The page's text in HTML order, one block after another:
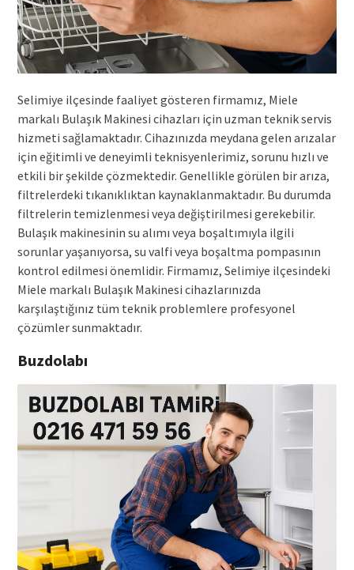
Selimiye ilçesinde faaliyet gösteren firmamız, Miele
markalı Bulaşık Makinesi cihazları için uzman teknik servis
hizmeti sağlamaktadır. Cihazınızda meydana gelen arızalar
için eğitimli ve deneyimli teknisyenlerimiz, sorunu hızlı ve
etkili bir şekilde çözmektedir. Genellikle görülen bir arıza,
filtrelerdeki tıkanıklıktan kaynaklanmaktadır. Bu durumda
filtrelerin temizlenmesi veya değiştirilmesi gerekebilir.
Bulaşık makinesinin su alımı veya boşaltımıyla ilgili
sorunlar yaşanıyorsa, su valfi veya boşaltma pompasının
kontrol edilmesi önemlidir. Firmamız, Selimiye ilçesindeki
Miele markalı Bulaşık Makinesi cihazlarınızda
karşılaştığınız tüm teknik problemlere profesyonel
çözümler sunmaktadır.
Buzdolabı